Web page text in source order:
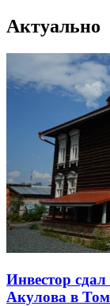
Актуально
Инвестор
Акулова в